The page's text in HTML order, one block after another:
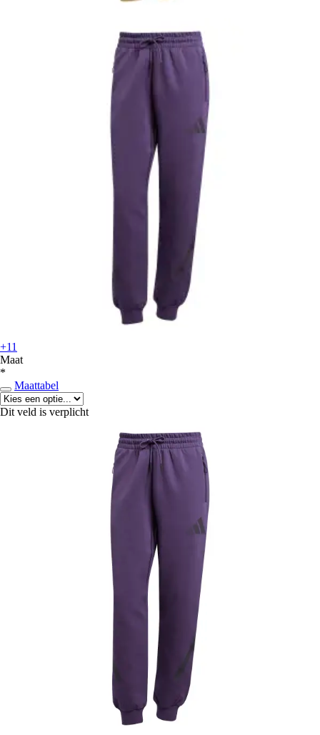
+11
Maat
*
Maattabel
Dit veld is verplicht